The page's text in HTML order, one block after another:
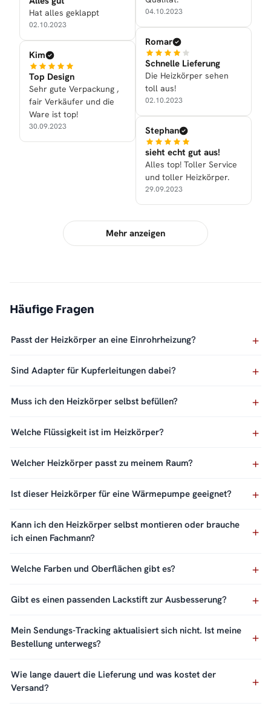
Hat alles geklappt
02.10.2023
Kim
Top Design
Sehr gute Verpackung ,
fair Verkäufer und die
Ware ist top!
30.09.2023
04.10.2023
Romar
Schnelle Lieferung
Die Heizkörper sehen
toll aus!
02.10.2023
Stephan
sieht echt gut aus!
Alles top! Toller Service
und toller Heizkörper.
29.09.2023
Mehr anzeigen
Häufige Fragen
Passt der Heizkörper an eine Einrohrheizung?
Sind Adapter für Kupferleitungen dabei?
Muss ich den Heizkörper selbst befüllen?
Welche Flüssigkeit ist im Heizkörper?
Welcher Heizkörper passt zu meinem Raum?
Ist dieser Heizkörper für eine Wärmepumpe geeignet?
Kann ich den Heizkörper selbst montieren oder brauche
ich einen Fachmann?
Welche Farben und Oberflächen gibt es?
Gibt es einen passenden Lackstift zur Ausbesserung?
Mein Sendungs-Tracking aktualisiert sich nicht. Ist meine
Bestellung unterwegs?
Wie lange dauert die Lieferung und was kostet der
Versand?